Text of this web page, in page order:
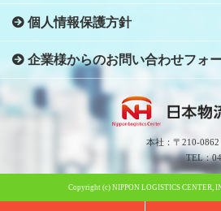
個人情報保護方針
企業様からのお問い合わせフォ
本社：〒210-
TEL：
Copyright (c) NIPPON LOGISTICS CENTER,